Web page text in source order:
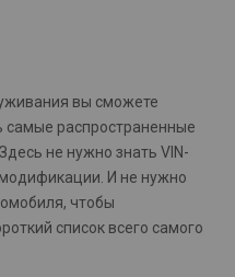
вы сможете
самые распространенные
не нужно знать VIN-
И не нужно
чтобы
список всего самого